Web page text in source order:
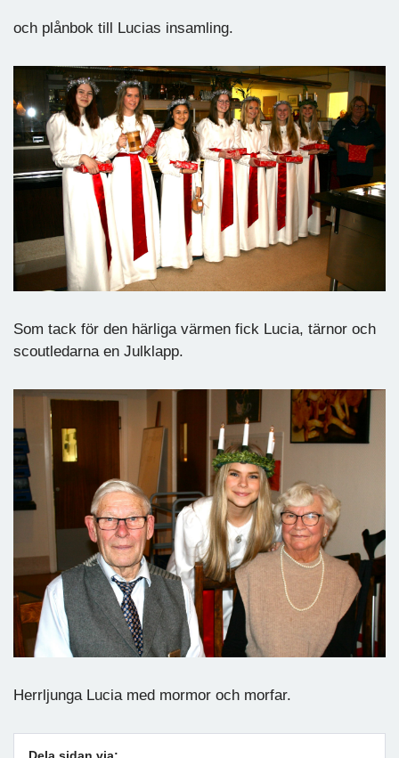
och plånbok till Lucias insamling.
Som tack för den härliga värmen fick Lucia, tärnor och
scoutledarna en Julklapp.
Herrljunga Lucia med mormor och morfar.